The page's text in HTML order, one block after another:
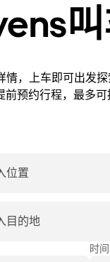
情，上车即可出发
前预约行程，最多可
位置
目的地
时间